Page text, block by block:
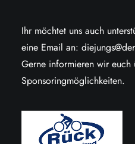
Ihr möchtet uns auch
eine Email an:
Gerne informieren wir euch
Sponsoringmöglichkeiten.